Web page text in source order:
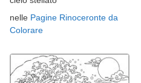
nelle Pagine Rinoceronte da
Colorare